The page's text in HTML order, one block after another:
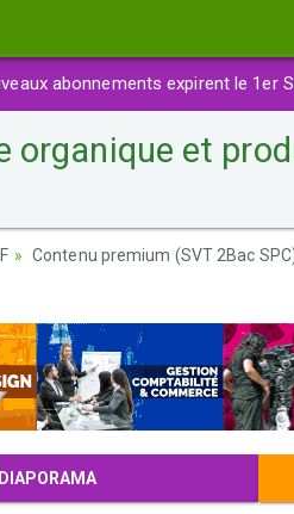
abonnements expirent le 1er
et
Contenu premium (SVT 2Bac
DIAPORAMA